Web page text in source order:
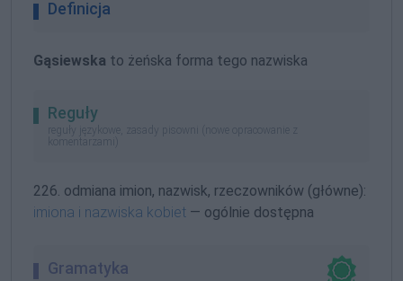
Definicja
Gąsiewska to żeńska forma tego nazwiska
Reguły
reguły językowe, zasady pisowni (nowe opracowanie z
komentarzami)
226. odmiana imion, nazwisk, rzeczowników (główne):
imiona i nazwiska kobiet — ogólnie dostępna
Gramatyka